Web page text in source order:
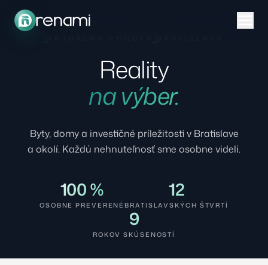
Reality
na výber.
Byty, domy a investičné príležitosti v Bratislave
a okolí. Každú nehnuteľnosť sme osobne videli.
100 %
OSOBNE PREVERENÉ
12
BRATISLAVSKÝCH ŠTVRTÍ
9
ROKOV SKÚSENOSTÍ